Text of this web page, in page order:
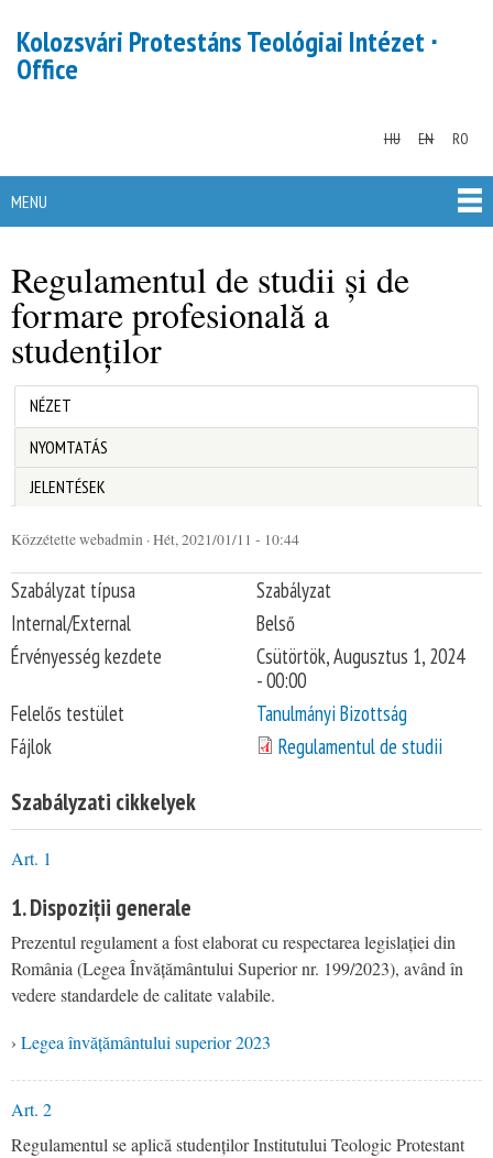
main
Kolozsvári Protestáns Teológiai Intézet ∙
Office
HU EN RO
MENU
Regulamentul de studii și de
formare profesională a
studenților
Primary tabs
NÉZET
(ACTIVE TAB)
NYOMTATÁS
JELENTÉSEK
You are here
Közzétettewebadmin · Hét, 2021/01/11 - 10:44
Szabályzat típusa
Szabályzat
Internal/External
Belső
Érvényesség kezdete
Csütörtök, Augusztus 1, 2024
- 00:00
Felelős testület
Tanulmányi Bizottság
Fájlok
Regulamentul de studii
Szabályzati cikkelyek
Art. 1
1. Dispoziții generale
Prezentul regulament a fost elaborat cu respectarea legislației din
România (Legea Învățământului Superior nr. 199/2023), având în
vedere standardele de calitate valabile.
› Legea învățământului superior 2023
Art. 2
Regulamentul se aplică studenților Institutului Teologic Protestant